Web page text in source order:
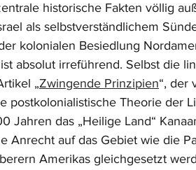
historische Fakten völlig
als selbstverständlichem
kolonialen Besiedlung
absolut irreführend. Selbst die
„Zwingende Prinzipien“, der
postkolonialistische Theorie der
Jahren das „Heilige Land“
Anrecht auf das Gebiet wie die
Amerikas gleichgesetzt